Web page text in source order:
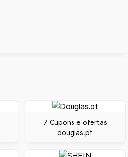
7 Cupons e ofertas
douglas.pt